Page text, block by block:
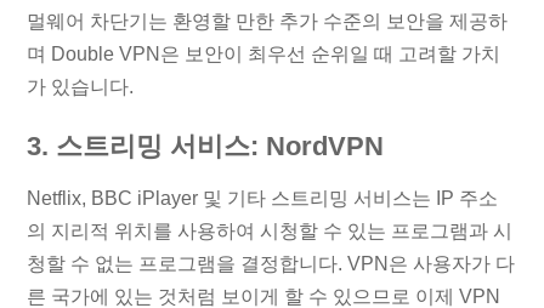
멀웨어 차단기는 환영할 만한 추가 수준의 보안을 제공하
며 Double VPN은 보안이 최우선 순위일 때 고려할 가치
가 있습니다.
3. 스트리밍 서비스: NordVPN
Netflix, BBC iPlayer 및 기타 스트리밍 서비스는 IP 주소
의 지리적 위치를 사용하여 시청할 수 있는 프로그램과 시
청할 수 없는 프로그램을 결정합니다. VPN은 사용자가 다
른 국가에 있는 것처럼 보이게 할 수 있으므로 이제 VPN